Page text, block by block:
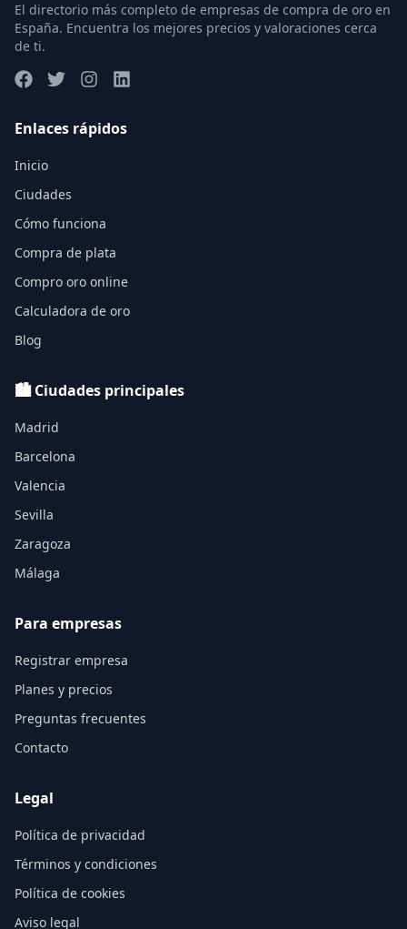
El directorio más completo de empresas de compra de oro en
España. Encuentra los mejores precios y valoraciones cerca
de ti.
Enlaces rápidos
Inicio
Ciudades
Cómo funciona
Compra de plata
Compro oro online
Calculadora de oro
Blog
🏙️ Ciudades principales
Madrid
Barcelona
Valencia
Sevilla
Zaragoza
Málaga
Para empresas
Registrar empresa
Planes y precios
Preguntas frecuentes
Contacto
Legal
Política de privacidad
Términos y condiciones
Política de cookies
Aviso legal